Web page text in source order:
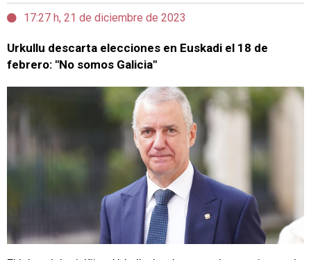
17:27 h, 21 de diciembre de 2023
Urkullu descarta elecciones en Euskadi el 18 de
febrero: "No somos Galicia"